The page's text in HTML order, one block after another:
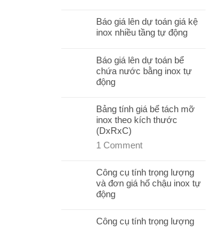
Báo giá lên dự toán giá kệ
inox nhiều tầng tự động
Báo giá lên dự toán bể
chứa nước bằng inox tự
động
Bảng tính giá bể tách mỡ
inox theo kích thước
(DxRxC)
1 Comment
Công cụ tính trọng lượng
và đơn giá hố chậu inox tự
động
Công cụ tính trọng lượng